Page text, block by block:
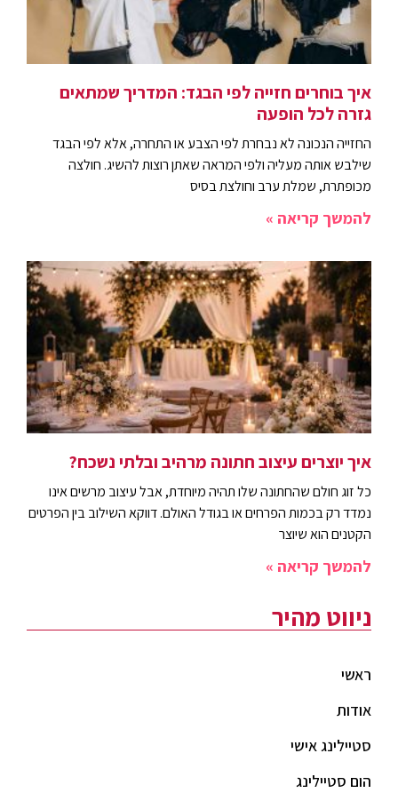
איך בוחרים חזייה לפי הבגד: המדריך שמתאים
גזרה לכל הופעה
החזייה הנכונה לא נבחרת לפי הצבע או התחרה, אלא לפי הבגד
שילבש אותה מעליה ולפי המראה שאתן רוצות להשיג. חולצה
מכופתרת, שמלת ערב וחולצת בסיס
להמשך קריאה »
איך יוצרים עיצוב חתונה מרהיב ובלתי נשכח?
כל זוג חולם שהחתונה שלו תהיה מיוחדת, אבל עיצוב מרשים אינו
נמדד רק בכמות הפרחים או בגודל האולם. דווקא השילוב בין הפרטים
הקטנים הוא שיוצר
להמשך קריאה »
ניווט מהיר
ראשי
אודות
סטיילינג אישי
הום סטיילינג